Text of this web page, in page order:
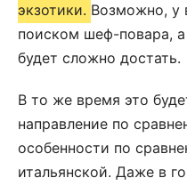
экзотики. Возможно, у
поиском шеф-повара,
будет сложно достать.
В то же время это
направление по
особенности по
итальянской. Даже в